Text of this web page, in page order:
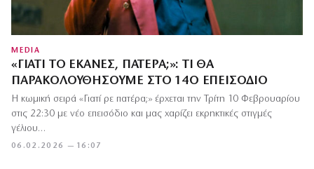
MEDIA
«ΓΙΑΤΊ ΤΟ ΈΚΑΝΕΣ, ΠΑΤΈΡΑ;»: ΤΙ ΘΑ
ΠΑΡΑΚΟΛΟΥΘΉΣΟΥΜΕ ΣΤΟ 14Ο ΕΠΕΙΣΌΔΙΟ
06.02.2026 — 16:07
Η κωμική σειρά «Γιατί ρε πατέρα;» έρχεται την Τρίτη 10 Φεβρουαρίου
στις 22:30 με νέο επεισόδιο και μας χαρίζει εκρηκτικές στιγμές
γέλιου…